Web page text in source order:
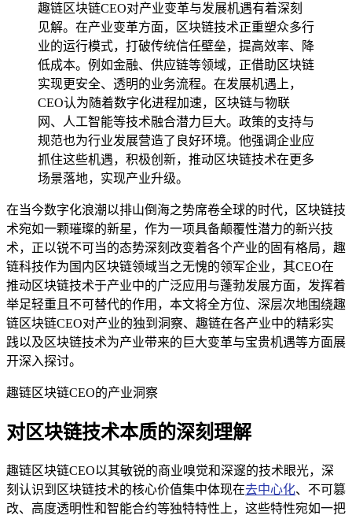
趣链区块链CEO对产业变革与发展机遇有着深刻
见解。在产业变革方面，区块链技术正重塑众多行
业的运行模式，打破传统信任壁垒，提高效率、降
低成本。例如金融、供应链等领域，正借助区块链
实现更安全、透明的业务流程。在发展机遇上，
CEO认为随着数字化进程加速，区块链与物联
网、人工智能等技术融合潜力巨大。政策的支持与
规范也为行业发展营造了良好环境。他强调企业应
抓住这些机遇，积极创新，推动区块链技术在更多
场景落地，实现产业升级。
在当今数字化浪潮以排山倒海之势席卷全球的时代，区块链技
术宛如一颗璀璨的新星，作为一项具备颠覆性潜力的新兴技
术，正以锐不可当的态势深刻改变着各个产业的固有格局，趣
链科技作为国内区块链领域当之无愧的领军企业，其CEO在
推动区块链技术于产业中的广泛应用与蓬勃发展方面，发挥着
举足轻重且不可替代的作用，本文将全方位、深层次地围绕趣
链区块链CEO对产业的独到洞察、趣链在各产业中的精彩实
践以及区块链技术为产业带来的巨大变革与宝贵机遇等方面展
开深入探讨。
趣链区块链CEO的产业洞察
对区块链技术本质的深刻理解
趣链区块链CEO以其敏锐的商业嗅觉和深邃的技术眼光，深
刻认识到区块链技术的核心价值集中体现在去中心化、不可篡
改、高度透明性和智能合约等独特特性上，这些特性宛如一把